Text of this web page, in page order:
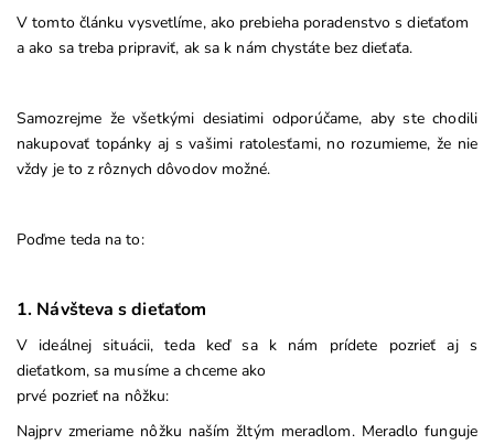
V tomto článku vysvetlíme, ako prebieha poradenstvo s dieťaťom
a ako sa treba pripraviť, ak sa k nám chystáte bez dieťaťa.
Samozrejme že všetkými desiatimi odporúčame, aby ste chodili
nakupovať topánky aj s vašimi ratolesťami, no rozumieme, že nie
vždy je to z rôznych dôvodov možné.
Poďme teda na to:
1. Návšteva s dieťaťom
V ideálnej situácii, teda keď sa k nám prídete pozrieť aj s
dieťatkom, sa musíme a chceme ako
prvé pozrieť na nôžku:
Najprv zmeriame nôžku naším žltým meradlom. Meradlo funguje